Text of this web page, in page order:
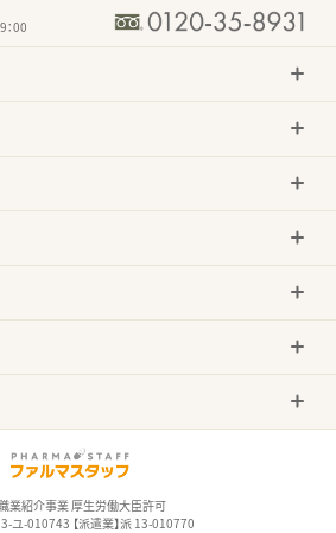
00
業紹介事業 厚生労働大臣許可
ユ-010743 【派遣業】派 13-010770